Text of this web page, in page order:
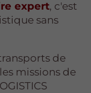
expert, c'est
sans
de
missions de